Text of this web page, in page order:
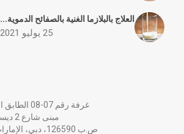
العلاج بالبلازما الغنية بالصفائح الدموية...
25 يوليو 2021
غرفة رقم 07-08 الطابق الأول، صيدلية لايف
مبنى شارع 2 ديسمبر، دوار السطوة
ص.ب 126590، دبي، الإمارات العربية المتحدة.